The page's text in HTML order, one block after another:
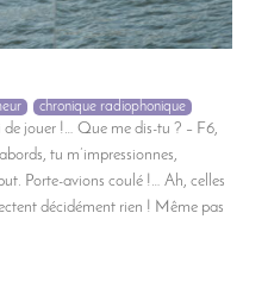
chronique radiophonique
de jouer !… Que me dis-tu ? – F6,
tu m’impressionnes,
Porte-avions coulé !… Ah, celles
décidément rien ! Même pas